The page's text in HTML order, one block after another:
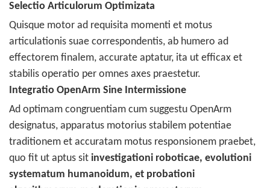
Selectio Articulorum Optimizata
Quisque motor ad requisita momenti et motus
articulationis suae correspondentis, ab humero ad
effectorem finalem, accurate aptatur, ita ut efficax et
stabilis operatio per omnes axes praestetur.
Integratio OpenArm Sine Intermissione
Ad optimam congruentiam cum suggestu OpenArm
designatus, apparatus motorius stabilem potentiae
traditionem et accuratam motus responsionem praebet,
quo fit ut aptus sit investigationi roboticae, evolutioni
systematum humanoidum, et probationi